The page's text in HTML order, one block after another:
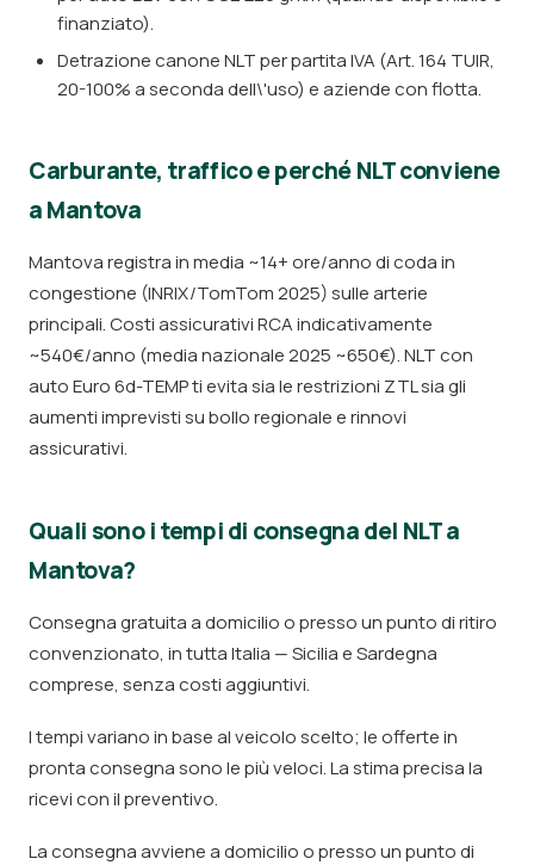
finanziato).
Detrazione canone NLT per partita IVA (Art. 164 TUIR,
20-100% a seconda dell\'uso) e aziende con flotta.
Carburante, traffico e perché NLT conviene
a Mantova
Mantova registra in media ~14+ ore/anno di coda in
congestione (INRIX/TomTom 2025) sulle arterie
principali. Costi assicurativi RCA indicativamente
~540€/anno (media nazionale 2025 ~650€). NLT con
auto Euro 6d-TEMP ti evita sia le restrizioni ZTL sia gli
aumenti imprevisti su bollo regionale e rinnovi
assicurativi.
Quali sono i tempi di consegna del NLT a
Mantova?
Consegna gratuita a domicilio o presso un punto di ritiro
convenzionato, in tutta Italia — Sicilia e Sardegna
comprese, senza costi aggiuntivi.
I tempi variano in base al veicolo scelto; le offerte in
pronta consegna sono le più veloci. La stima precisa la
ricevi con il preventivo.
La consegna avviene a domicilio o presso un punto di